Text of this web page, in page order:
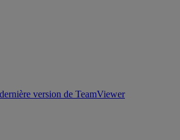
version de TeamViewer